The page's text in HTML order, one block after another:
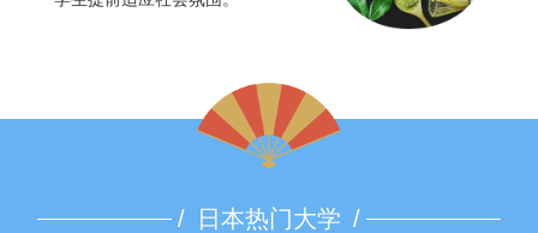
/ 日本热门大学 /